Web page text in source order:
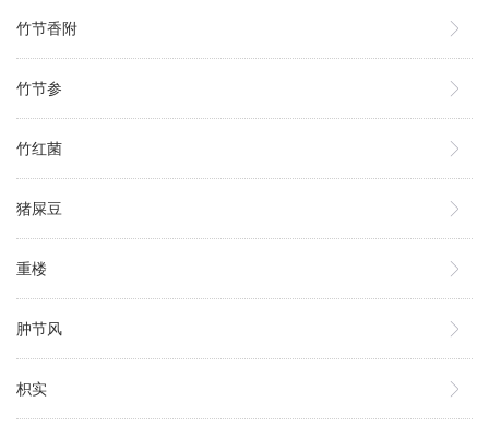
竹节香附
竹节参
竹红菌
猪屎豆
重楼
肿节风
枳实